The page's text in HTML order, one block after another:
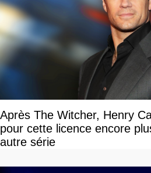
Après The Witcher, Henry
pour cette licence encore
autre série